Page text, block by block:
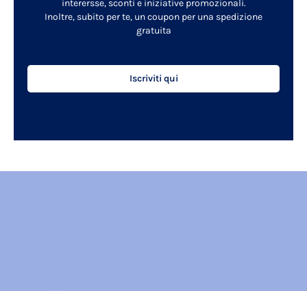
interersse, sconti e iniziative promozionali.
Inoltre, subito per te, un coupon per una spedizione
gratuita
Iscriviti qui